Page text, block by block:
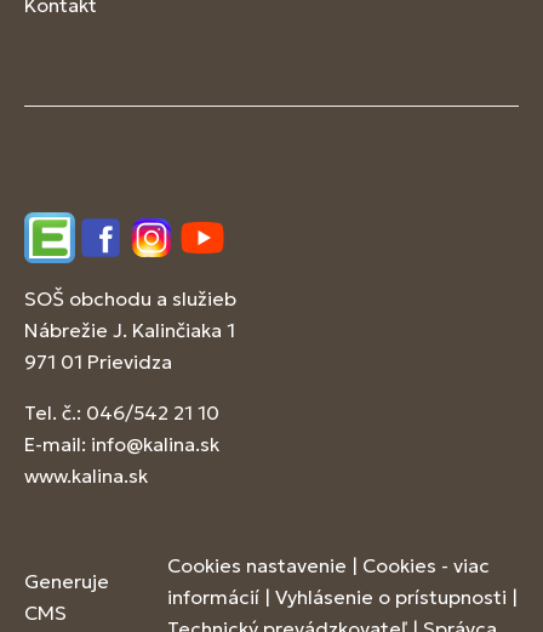
Kontakt
EdupageFacebookInstagram
YouTube
SOŠ obchodu a služieb
Nábrežie J. Kalinčiaka 1
971 01 Prievidza
Tel. č.: 046/542 21 10
E-mail: info@kalina.sk
www.kalina.sk
Generuje
CMS
Cookies nastavenie | Cookies - viac
informácií | Vyhlásenie o prístupnosti |